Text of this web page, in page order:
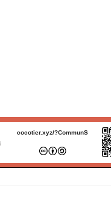
cocotier.xyz/?CommunS